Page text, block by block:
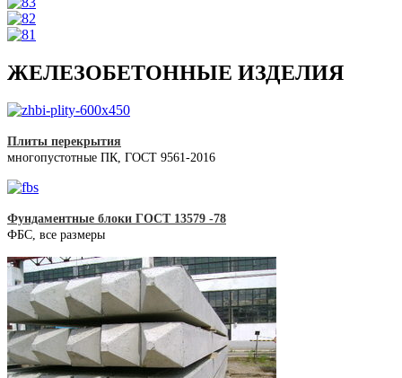
ЖЕЛЕЗОБЕТОННЫЕ ИЗДЕЛИЯ
Плиты перекрытия
многопустотные ПК, ГОСТ 9561-2016
Фундаментные блоки ГОСТ 13579 -78
ФБС, все размеры